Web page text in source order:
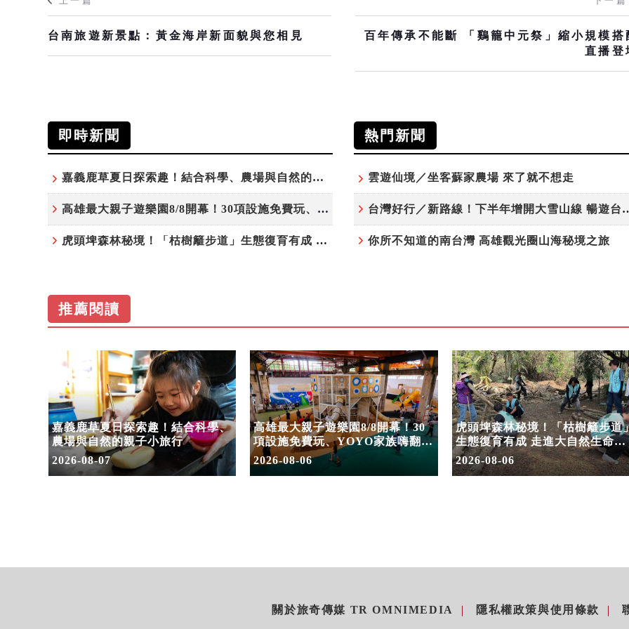
台南旅遊新景點：黃金海岸新面貌與您相見
百年傳承不能斷 「鷄籠中元祭」縮小規模搭
直播登
即時新聞
嘉義鹿草夏日探索趣！結合科學、農場與自然的親子小旅行
高雄最大親子遊樂園8/8開幕！30項設施免費玩、YOYO家族嗨翻暑假
虎頭埤森林秘境！「枯樹籬步道」生態復育有成 走進大自然生命教室
熱門新聞
雲遊仙境／坐客蘇家農場 來了就不想走
台灣好行／新路線！下半
你所不知道的南台灣 高雄觀光圈山海秘境之旅
推薦閱讀
嘉義鹿草夏日探索趣！結合科學、
農場與自然的親子小旅行
2026-08-07
高雄最大親子遊樂園8/8開幕！30
項設施免費玩、YOYO家族嗨翻暑
假
2026-08-06
虎頭埤森林秘境！「枯樹籬步道
生態復育有成 走進大自然生命教
室
2026-08-06
關於旅奇傳媒 TR OMNIMEDIA 隱私權政策與使用條款